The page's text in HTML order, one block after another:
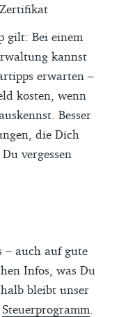
gilt: Bei einem
kannst
erwarten –
kosten, wenn
Besser
die Dich
vergessen
– auch auf gute
Infos, was Du
bleibt unser
Steuerprogramm